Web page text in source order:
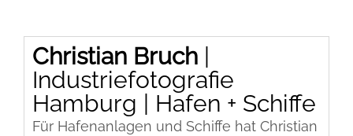
Christian Bruch |
Industriefotografie
Hamburg | Hafen + Schiffe
Für Hafenanlagen und Schiffe hat Christian